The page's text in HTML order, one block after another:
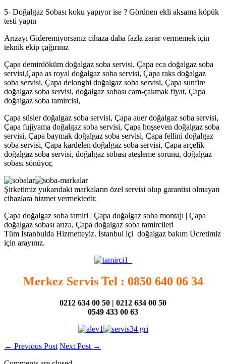
5- Doğalgaz Sobası koku yapıyor ise ? Görünen ekli aksama köpük
testi yapın
Arızayı Gideremiyorsanız cihaza daha fazla zarar vermemek için
teknik ekip çağırınız
Çapa demirdöküm doğalgaz soba servisi, Çapa eca doğalgaz soba
servisi,Çapa as royal doğalgaz soba servisi, Çapa raks doğalgaz
soba servisi, Çapa delonghi doğalgaz soba servisi, Çapa sunfire
doğalgaz soba servisi, doğalgaz sobası cam-çakmak fiyat, Çapa
doğalgaz soba tamircisi,
Çapa süsler doğalgaz soba servisi, Çapa auer doğalgaz soba servisi,
Çapa fujiyama doğalgaz soba servisi, Çapa hoşseven doğalgaz soba
servisi, Çapa baymak doğalgaz soba servisi, Çapa fellini doğalgaz
soba servisi, Çapa kardelen doğalgaz soba servisi, Çapa arçelik
doğalgaz soba servisi, doğalgaz sobası ateşleme sorunu, doğalgaz
sobası sönüyor,
Şirketimiz yukarıdaki markaların özel servisi olup garantisi olmayan
cihazlara hizmet vermektedir.
Çapa doğalgaz soba tamiri | Çapa doğalgaz soba montajı | Çapa
doğalgaz sobası arıza, Çapa doğalgaz soba tamircileri
Tüm İstanbulda Hizmetteyiz. İstanbul içi doğalgaz bakım Ücretimiz
için arayınız.
Merkez Servis Tel : 0850 640 06 34
0212 634 00 50 | 0212 634 00 50
0549 433 00 63
← Previous Post Next Post →